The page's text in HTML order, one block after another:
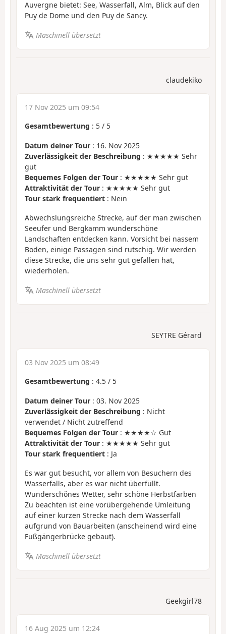
Auvergne bietet: See, Wasserfall, Alm, Blick auf den
Puy de Dome und den Puy de Sancy.
Maschinell übersetzt
claudekiko
17 Nov 2025 um 09:54
Gesamtbewertung : 5 / 5
Datum deiner Tour : 16. Nov 2025
Zuverlässigkeit der Beschreibung : ★★★★★ Sehr
gut
Bequemes Folgen der Tour : ★★★★★ Sehr gut
Attraktivität der Tour : ★★★★★ Sehr gut
Tour stark frequentiert : Nein
Abwechslungsreiche Strecke, auf der man zwischen
Seeufer und Bergkamm wunderschöne
Landschaften entdecken kann. Vorsicht bei nassem
Boden, einige Passagen sind rutschig. Wir werden
diese Strecke, die uns sehr gut gefallen hat,
wiederholen.
Maschinell übersetzt
SEYTRE Gérard
03 Nov 2025 um 08:49
Gesamtbewertung : 4.5 / 5
Datum deiner Tour : 03. Nov 2025
Zuverlässigkeit der Beschreibung : Nicht
verwendet / Nicht zutreffend
Bequemes Folgen der Tour : ★★★★☆ Gut
Attraktivität der Tour : ★★★★★ Sehr gut
Tour stark frequentiert : Ja
Es war gut besucht, vor allem von Besuchern des
Wasserfalls, aber es war nicht überfüllt.
Wunderschönes Wetter, sehr schöne Herbstfarben
Zu beachten ist eine vorübergehende Umleitung
auf einer kurzen Strecke nach dem Wasserfall
aufgrund von Bauarbeiten (anscheinend wird eine
Fußgängerbrücke gebaut).
Maschinell übersetzt
Geekgirl78
16 Aug 2025 um 12:24